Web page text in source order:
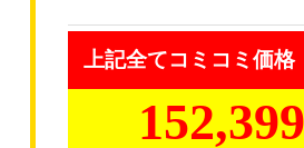
上記全てコミコミ価格